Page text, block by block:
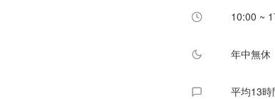
10:00 ~
年中無休
平均13